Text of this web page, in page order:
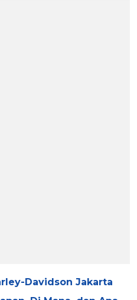
Davidson Jakarta